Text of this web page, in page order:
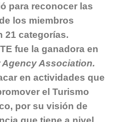
para reconocer las
los miembros
21 categorías.
fue la ganadora en
Agency Association.
en actividades que
el Turismo
por su visión de